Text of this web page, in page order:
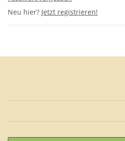
Neu hier? Jetzt registrieren!